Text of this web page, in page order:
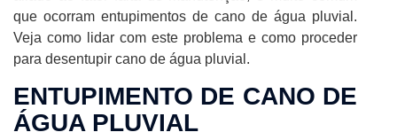
que ocorram entupimentos de cano de água pluvial.
Veja como lidar com este problema e como proceder
para desentupir cano de água pluvial.
ENTUPIMENTO DE CANO DE
ÁGUA PLUVIAL